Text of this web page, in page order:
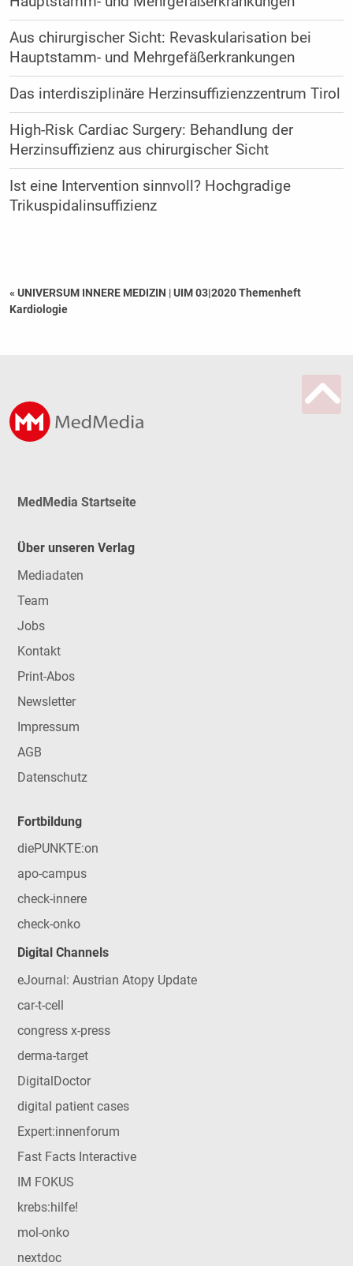
Aus chirurgischer Sicht: Revaskularisation bei
Hauptstamm- und Mehrgefäßerkrankungen
Das interdisziplinäre Herzinsuffizienzzentrum Tirol
High-Risk Cardiac Surgery: Behandlung der
Herzinsuffizienz aus chirurgischer Sicht
Ist eine Intervention sinnvoll? Hochgradige
Trikuspidalinsuffizienz
« UNIVERSUM INNERE MEDIZIN |UIM 03|2020 Themenheft
Kardiologie
MedMedia Startseite
Über unseren Verlag
Mediadaten
Team
Jobs
Kontakt
Print-Abos
Newsletter
Impressum
AGB
Datenschutz
Fortbildung
diePUNKTE:on
apo-campus
check-innere
check-onko
Digital Channels
eJournal: Austrian Atopy Update
car-t-cell
congress x-press
derma-target
DigitalDoctor
digital patient cases
Expert:innenforum
Fast Facts Interactive
IM FOKUS
krebs:hilfe!
mol-onko
nextdoc